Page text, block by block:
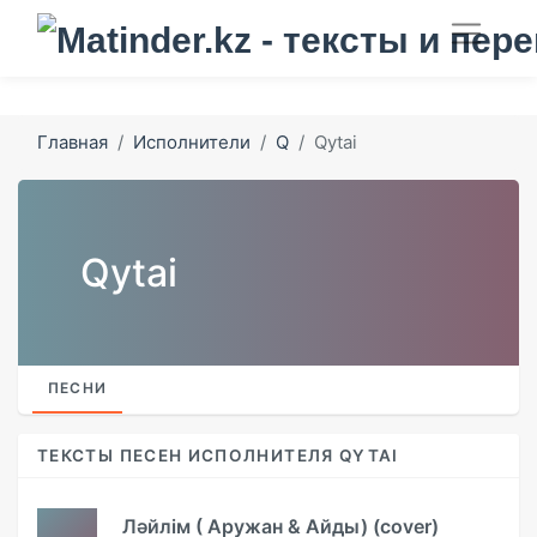
Главная Исполнители Q Qytai
Qytai
ПЕСНИ
ТЕКСТЫ ПЕСЕН ИСПОЛНИТЕЛЯ QYTAI
Ләйлім ( Аружан & Айды) (cover)